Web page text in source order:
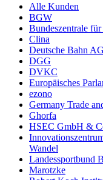
Alle Kunden
BGW
Bundeszentrale
Clina
Deutsche Bahn AG
DGG
DVKC
Europäisches
ezono
Germany Trade
Ghorfa
HSEC GmbH &
Wandel
Landessportbund
Marotzke